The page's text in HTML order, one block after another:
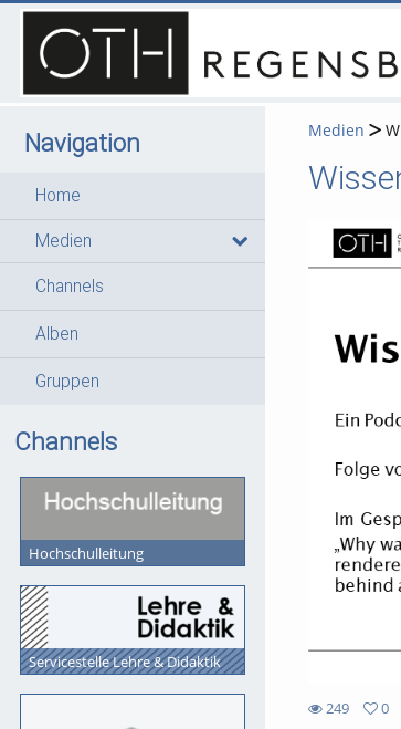
Navigation
Home
Medien
Channels
Alben
Gruppen
Channels
Hochschulleitung
Servicestelle Lehre & Didaktik
Medien
249
0